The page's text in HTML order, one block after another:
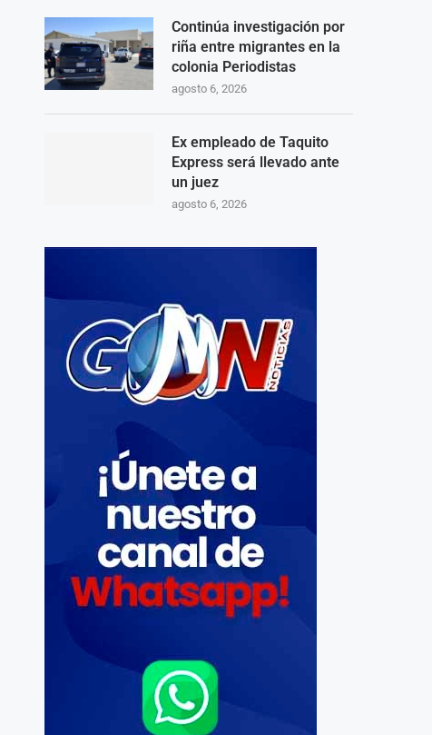
Continúa investigación por
riña entre migrantes en la
colonia Periodistas
agosto 6, 2026
Ex empleado de Taquito
Express será llevado ante
un juez
agosto 6, 2026